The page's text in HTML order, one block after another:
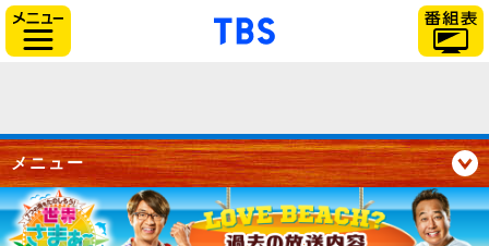
「TBSテレビ」トップページ
メニュー